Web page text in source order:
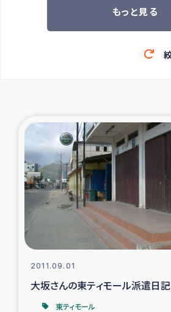
緊急救援の時
東ティモール豪雨緊
大雨による洪水被災
カカオ生産者支援
シリア国内避難民・帰還民
トルコにおけるシリア難
インドネシア中部 スラウェシの地
もっと見る
2011.09.01
大坂さんの東ティモール派遣日記
東ティモール